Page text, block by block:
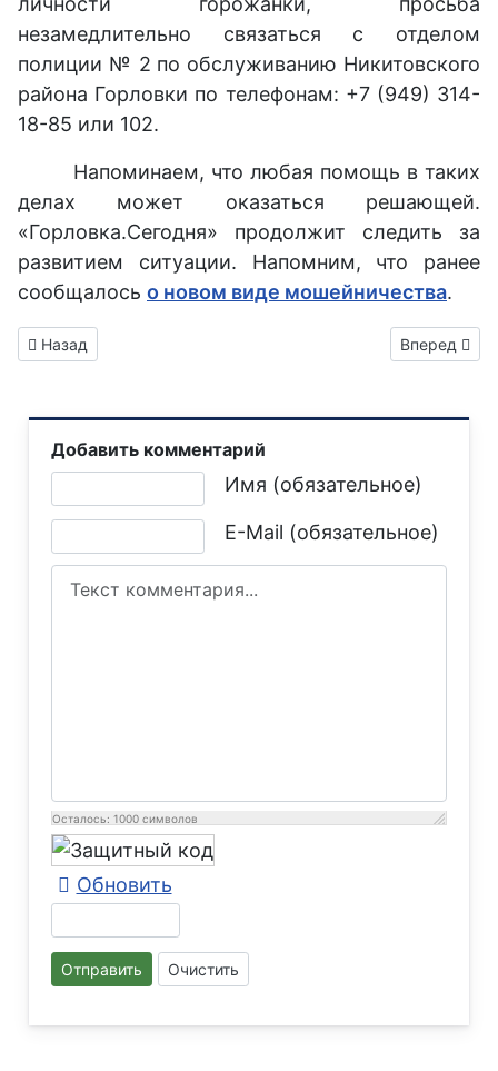
незамедлительно связаться с отделом
полиции № 2 по обслуживанию Никитовского
района Горловки по телефонам: +7 (949) 314-
18-85 или 102.
Напоминаем, что любая помощь в таких
делах может оказаться решающей.
«Горловка.Сегодня» продолжит следить за
развитием ситуации. Напомним, что ранее
сообщалось о новом виде мошейничества.
Предыдущий: Сотрудники полиции задержали двух
Назад Следующий:
Вперед
Добавить комментарий
Имя (обязательное)
E-Mail (обязательное)
Текст комментария
Осталось: 1000 символов
Обновить
Отправить Очистить